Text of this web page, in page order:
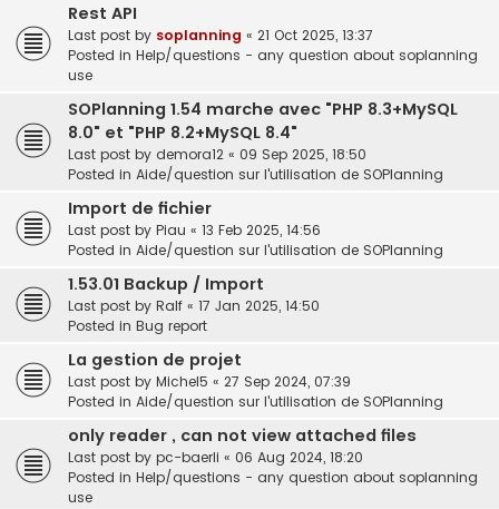
Rest API
Last post by soplanning « 21 Oct 2025, 13:37
Posted in Help/questions - any question about soplanning
use
SOPlanning 1.54 marche avec "PHP 8.3+MySQL
8.0" et "PHP 8.2+MySQL 8.4"
Last post by demora12 « 09 Sep 2025, 18:50
Posted in Aide/question sur l'utilisation de SOPlanning
Import de fichier
Last post by Piau « 13 Feb 2025, 14:56
Posted in Aide/question sur l'utilisation de SOPlanning
1.53.01 Backup / Import
Last post by Ralf « 17 Jan 2025, 14:50
Posted in Bug report
La gestion de projet
Last post by Michel5 « 27 Sep 2024, 07:39
Posted in Aide/question sur l'utilisation de SOPlanning
only reader , can not view attached files
Last post by pc-baerli « 06 Aug 2024, 18:20
Posted in Help/questions - any question about soplanning
use